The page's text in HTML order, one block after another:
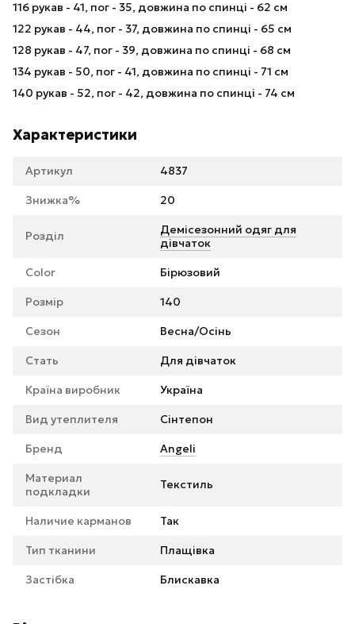
116 рукав - 41, пог - 35, довжина по спинці - 62 см
122 рукав - 44, пог - 37, довжина по спинці - 65 см
128 рукав - 47, пог - 39, довжина по спинці - 68 см
134 рукав - 50, пог - 41, довжина по спинці - 71 см
140 рукав - 52, пог - 42, довжина по спинці - 74 см
Характеристики
Артикул 4837
Знижка% 20
Розділ
Демісезонний одяг для
дівчаток
Color Бірюзовий
Розмір 140
Сезон Весна/Осінь
Стать Для дівчаток
Країна виробник Україна
Вид утеплителя Сінтепон
Бренд Angeli
Материал
подкладки
Текстиль
Наличие карманов Так
Тип тканини Плащівка
Застібка Блискавка